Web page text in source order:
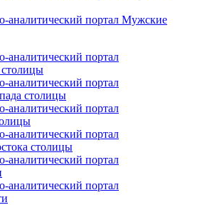
аналитический портал Мужские
портал
столицы
портал
столицы
портал
портал
столицы
портал
портал